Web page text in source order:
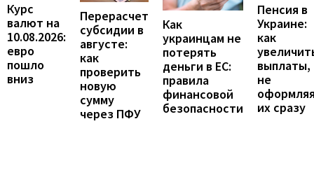
Курс
валют на
10.08.2026:
евро
пошло
вниз
Перерасчет
субсидии в
августе:
как
проверить
новую
сумму
через ПФУ
Как
украинцам не
потерять
деньги в ЕС:
правила
финансовой
безопасности
Пенсия в
Украине:
как
выплаты,
не
их сразу